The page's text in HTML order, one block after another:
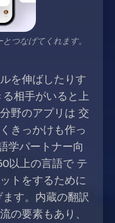
つなげてくれます。
を伸ばしたりす
相手がいると上
野のアプリは 交
きっかけも作っ
学パートナー向
以上の言語で テ
トをするために
す。内蔵の翻訳
の要素もあり、